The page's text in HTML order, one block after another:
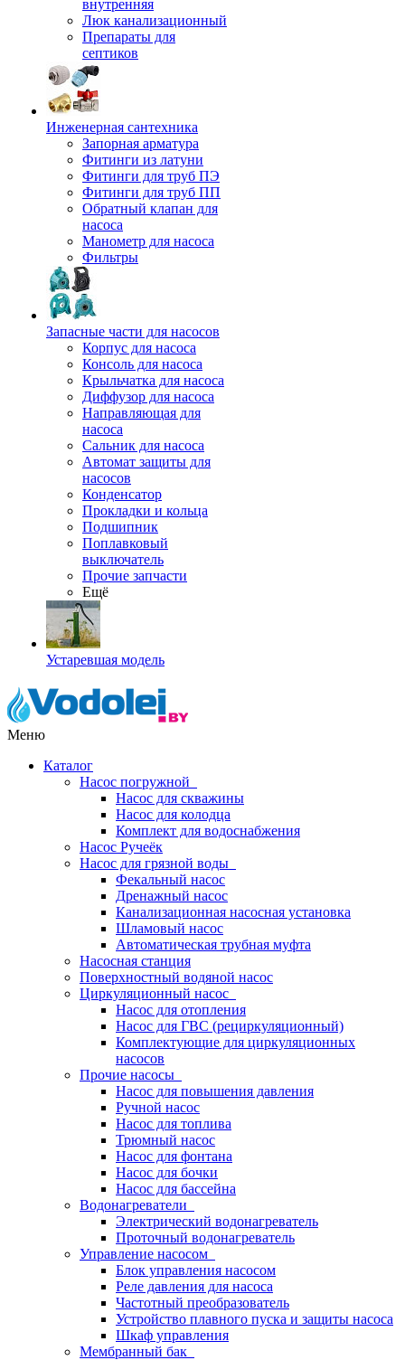
внутренняя
Люк канализационный
Препараты для
септиков
Инженерная сантехника
Запорная арматура
Фитинги из латуни
Фитинги для труб ПЭ
Фитинги для труб ПП
Обратный клапан для
насоса
Манометр для насоса
Фильтры
Запасные части для насосов
Корпус для насоса
Консоль для насоса
Крыльчатка для насоса
Диффузор для насоса
Направляющая для
насоса
Сальник для насоса
Автомат защиты для
насосов
Конденсатор
Прокладки и кольца
Подшипник
Поплавковый
выключатель
Прочие запчасти
Ещё
Устаревшая модель
Меню
Каталог
Насос погружной
Насос для скважины
Насос для колодца
Комплект для водоснабжения
Насос Ручеёк
Насос для грязной воды
Фекальный насос
Дренажный насос
Канализационная насосная установка
Шламовый насос
Автоматическая трубная муфта
Насосная станция
Поверхностный водяной насос
Циркуляционный насос
Насос для отопления
Насос для ГВС (рециркуляционный)
Комплектующие для циркуляционных
насосов
Прочие насосы
Насос для повышения давления
Ручной насос
Насос для топлива
Трюмный насос
Насос для фонтана
Насос для бочки
Насос для бассейна
Водонагреватели
Электрический водонагреватель
Проточный водонагреватель
Управление насосом
Блок управления насосом
Реле давления для насоса
Частотный преобразователь
Устройство плавного пуска и защиты насоса
Шкаф управления
Мембранный бак